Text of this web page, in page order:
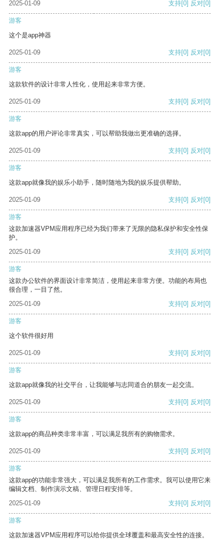
2025-01-09 支持[0] 反对[0]
游客
这个是app神器
2025-01-09 支持[0] 反对[0]
游客
这款软件的设计非常人性化，使用起来非常方便。
2025-01-09 支持[0] 反对[0]
游客
这款app的用户评论非常真实，可以帮助我做出更准确的选择。
2025-01-09 支持[0] 反对[0]
游客
这款app就像我的娱乐小助手，随时随地为我的娱乐提供帮助。
2025-01-09 支持[0] 反对[0]
游客
这款加速器VPM应用程序已经为我们带来了无限的隐私保护和安全性保
护。
2025-01-09
支持[0] 反对[0]
游客
这款办公软件的界面设计非常简洁，使用起来非常方便。功能的布局也
很合理，一目了然。
2025-01-09
支持[0] 反对[0]
游客
这个软件很好用
2025-01-09 支持[0] 反对[0]
游客
这款app就像我的社交平台，让我能够与志同道合的朋友一起交流。
2025-01-09 支持[0] 反对[0]
游客
这款app的商品种类非常丰富，可以满足我所有的购物需求。
2025-01-09 支持[0] 反对[0]
游客
这款app的功能非常强大，可以满足我所有的工作需求。我可以使用它来
编辑文档、制作演示文稿、管理日程安排等。
2025-01-09
支持[0] 反对[0]
游客
这款加速器VPM应用程序可以给你提供全球覆盖和最高安全性的连接。